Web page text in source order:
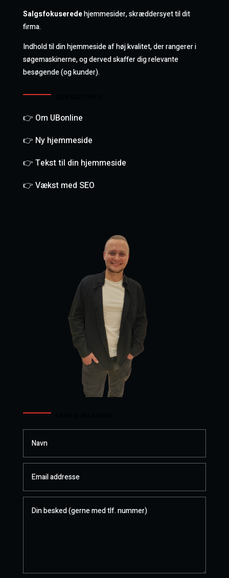
Salgsfokuseredehjemmesider, skræddersyet til dit
firma.
Indhold til din hjemmeside af høj kvalitet, der rangerer i
søgemaskinerne, og derved skaffer dig relevante
besøgende (og kunder).
👉 Om UBonline
👉 Ny hjemmeside
👉 Tekst til din hjemmeside
👉 Vækst med SEO